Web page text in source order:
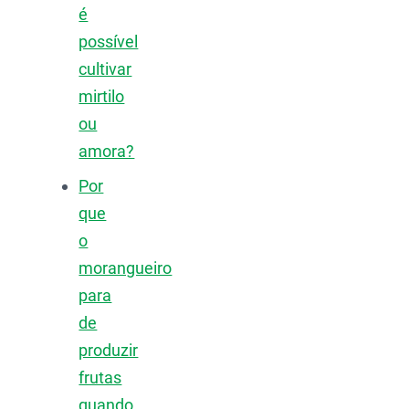
é
possível
cultivar
mirtilo
ou
amora?
Por
que
o
morangueiro
para
de
produzir
frutas
quando